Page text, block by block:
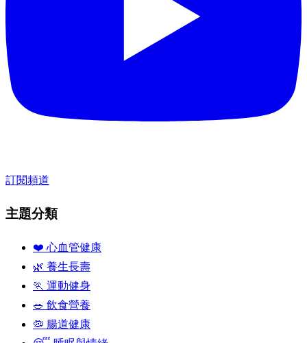
訂閱頻道
主題分類
❤️ 心血管健康
🌿 養生長壽
🏃 運動健身
🥗 飲食營養
🦠 腸道健康